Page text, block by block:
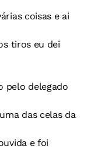
coisas e ai
tiros eu dei
pelo delegado
das celas da
e foi